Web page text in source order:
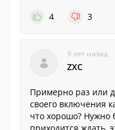
4
3
9 лет назад
ZXC
Примерно раз или
своего включения
что хорошо? Нужно